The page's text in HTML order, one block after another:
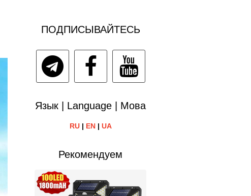
ПОДПИСЫВАЙТЕСЬ
Язык | Language | Мова
RU| EN| UA
Рекомендуем